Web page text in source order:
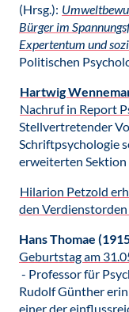
(Hrsg.):
Bürger im
Expertentum und
Politischen
Hartwig
Nachruf in Report
Stellvertretender
Schriftpsychologie
erweiterten Sektion
Hilarion Petzold
den
Hans Thomae
Geburtstag am
- Professor für
Rudolf Günther
einer der